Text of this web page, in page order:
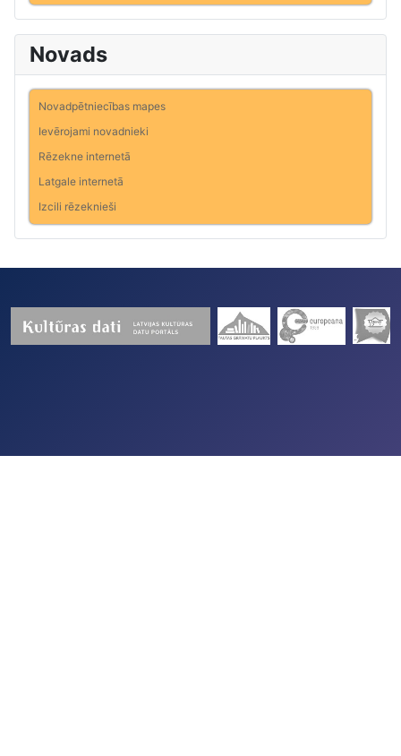
Novads
Novadpētniecības mapes
Ievērojami novadnieki
Rēzekne internetā
Latgale internetā
Izcili rēzeknieši